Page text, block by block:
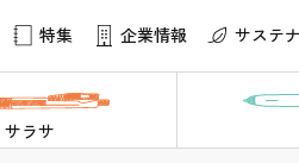
特集 企業情報 サステ
サラサ